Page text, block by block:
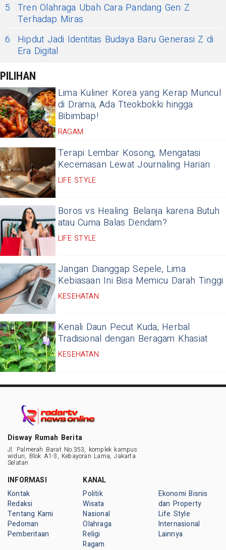
5 Tren Olahraga Ubah Cara Pandang Gen Z
Terhadap Miras
6
Hipdut Jadi Identitas Budaya Baru Generasi Z di
Era Digital
PILIHAN
Lima Kuliner Korea yang Kerap Muncul
di Drama, Ada Tteokbokki hingga
Bibimbap!
RAGAM
Terapi Lembar Kosong, Mengatasi
Kecemasan Lewat Journaling Harian
LIFE STYLE
Boros vs Healing: Belanja karena Butuh
atau Cuma Balas Dendam?
LIFE STYLE
Jangan Dianggap Sepele, Lima
Kebiasaan Ini Bisa Memicu Darah Tinggi
KESEHATAN
Kenali Daun Pecut Kuda, Herbal
Tradisional dengan Beragam Khasiat
KESEHATAN
Disway Rumah Berita
Jl. Palmerah Barat No.353, komplek kampus
widuri, Blok A1-3, Kebayoran Lama, Jakarta
Selatan
INFORMASI
Kontak
Redaksi
Tentang Kami
Pedoman
Pemberitaan
KANAL
Politik
Wisata
Nasional
Olahraga
Religi
Ragam
Ekonomi Bisnis
dan Property
Life Style
Internasional
Lainnya